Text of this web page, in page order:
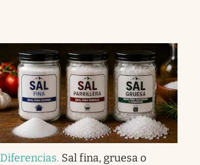
Diferencias. Sal fina, gruesa o